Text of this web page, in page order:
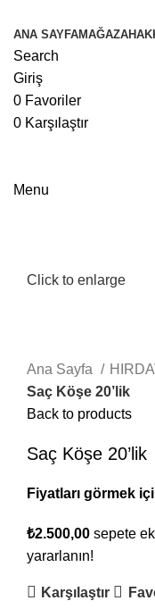
ANA SAYFAMAĞAZA
Search
Giriş
0 Favoriler
0 Karşılaştır
Menu
Click to enlarge
Ana Sayfa
Saç Köşe 20’lik
Back to products
Saç Köşe 20’lik
Fiyatları görmek
₺2.500,00 sepete
yararlanın!
Karşılaştır